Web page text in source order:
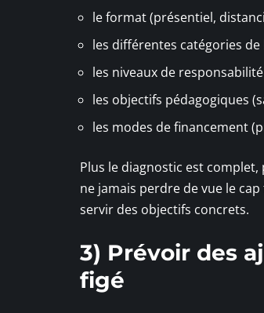
le format (présentiel,
les différentes catégories
les niveaux de
les objectifs pédagogiques
les modes de financement
Plus le diagnostic est
ne jamais perdre de vue le
servir des objectifs concrets.
3) Prévoir des
figé